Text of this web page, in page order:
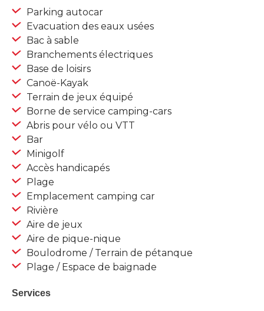
Parking autocar
Evacuation des eaux usées
Bac à sable
Branchements électriques
Base de loisirs
Canoë-Kayak
Terrain de jeux équipé
Borne de service camping-cars
Abris pour vélo ou VTT
Bar
Minigolf
Accès handicapés
Plage
Emplacement camping car
Rivière
Aire de jeux
Aire de pique-nique
Boulodrome / Terrain de pétanque
Plage / Espace de baignade
Services